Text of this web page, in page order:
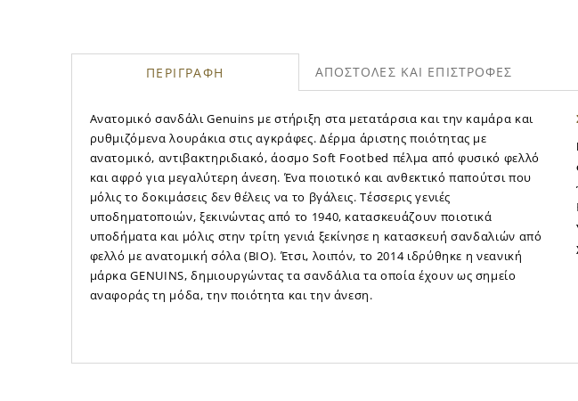
ΠΕΡΙΓΡΑΦΗ
Ανατομικό σανδάλι Genuins με στήριξη στα μετατάρσια και την καμάρα και
ρυθμιζόμενα λουράκια στις αγκράφες. Δέρμα άριστης ποιότητας με
ανατομικό, αντιβακτηριδιακό, άοσμο Soft Footbed πέλμα από φυσικό φελλό
και αφρό για μεγαλύτερη άνεση. Ένα ποιοτικό και ανθεκτικό παπούτσι που
μόλις το δοκιμάσεις δεν θέλεις να το βγάλεις. Τέσσερις γενιές
υποδηματοποιών, ξεκινώντας από το 1940, κατασκευάζουν ποιοτικά
υποδήματα και μόλις στην τρίτη γενιά ξεκίνησε η κατασκευή σανδαλιών από
φελλό με ανατομική σόλα (BIO). Έτσι, λοιπόν, το 2014 ιδρύθηκε η νεανική
μάρκα GENUINS, δημιουργώντας τα σανδάλια τα οποία έχουν ως σημείο
αναφοράς τη μόδα, την ποιότητα και την άνεση.
ΑΠΟΣΤΟΛΕΣ ΚΑΙ ΕΠΙΣΤΡΟΦΕΣ